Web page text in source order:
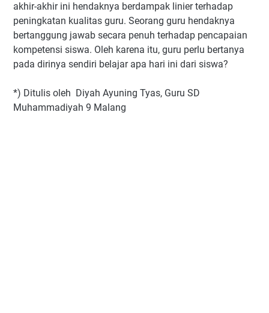
akhir-akhir ini hendaknya berdampak linier terhadap
peningkatan kualitas guru. Seorang guru hendaknya
bertanggung jawab secara penuh terhadap pencapaian
kompetensi siswa. Oleh karena itu, guru perlu bertanya
pada dirinya sendiri belajar apa hari ini dari siswa?
*) Ditulis oleh Diyah Ayuning Tyas, Guru SD
Muhammadiyah 9 Malang